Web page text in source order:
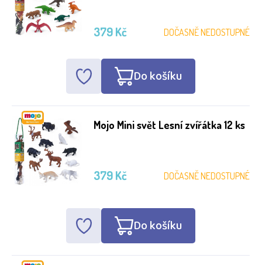
DOČASNĚ NEDOSTUPNÉ
379 Kč
Do košíku
Mojo Mini svět Lesní zvířátka 12 ks
DOČASNĚ NEDOSTUPNÉ
379 Kč
Do košíku